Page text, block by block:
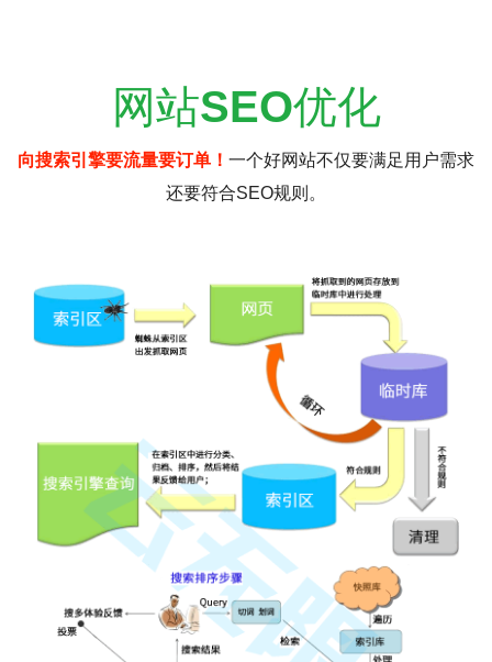
网站SEO优化
向搜索引擎要流量要订单！ 一个好网站不仅要满足用户需求
还要符合SEO规则。